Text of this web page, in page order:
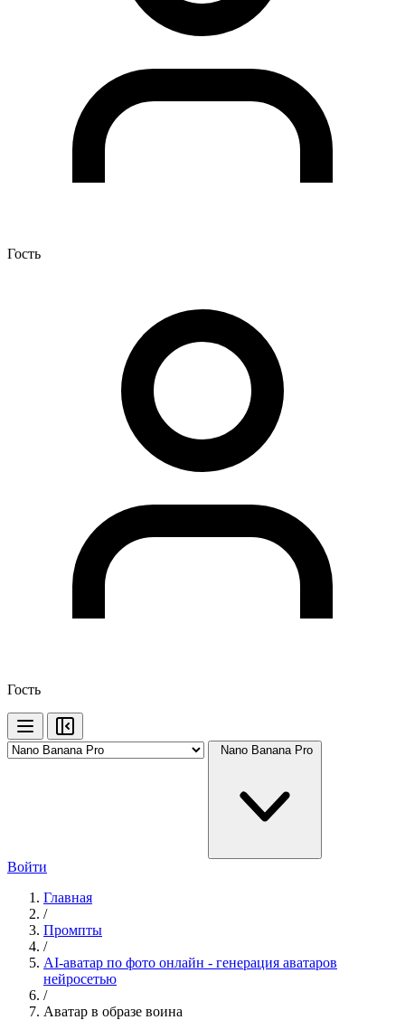
Гость
Гость
Nano Banana Pro
Войти
Главная
/
Промпты
/
AI-аватар по фото онлайн - генерация аватаров
нейросетью
/
Аватар в образе воина